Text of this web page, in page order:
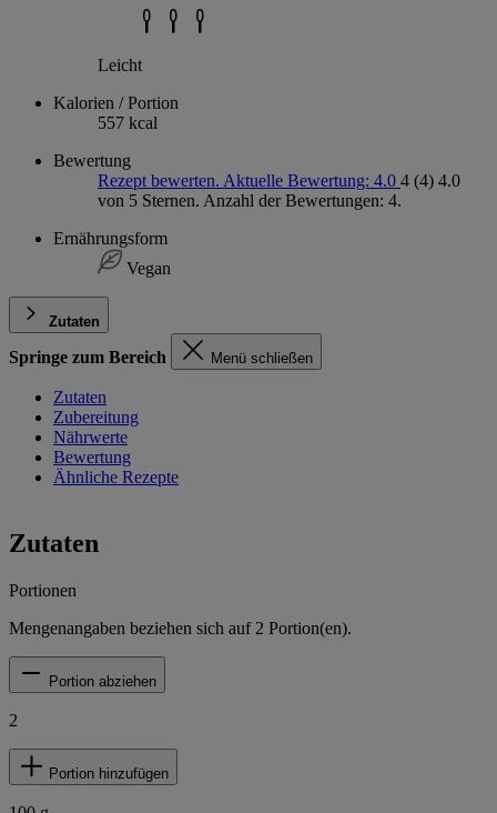
Leicht
Kalorien / Portion
557 kcal
Bewertung
Rezept bewerten. Aktuelle Bewertung: 4.0 4 (4) 4.0
von 5 Sternen. Anzahl der Bewertungen: 4.
Ernährungsform
Vegan
Zutaten
Springe zum Bereich Menü schließen
Zutaten
Zubereitung
Nährwerte
Bewertung
Ähnliche Rezepte
Zutaten
Portionen
Mengenangaben beziehen sich auf 2 Portion(en).
Portion abziehen
2
Portion hinzufügen